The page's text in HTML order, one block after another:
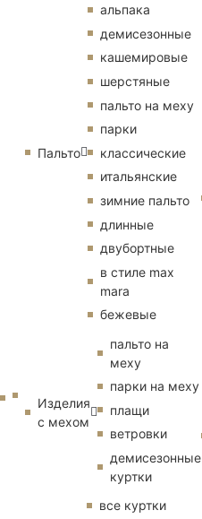
Пальто
альпака
демисезонные
кашемировые
шерстяные
пальто на меху
парки
классические
итальянские
зимние пальто
длинные
двубортные
в стиле max
mara
бежевые
Изделия
с мехом
пальто на
меху
парки на меху
плащи
ветровки
демисезонные
куртки
все куртки